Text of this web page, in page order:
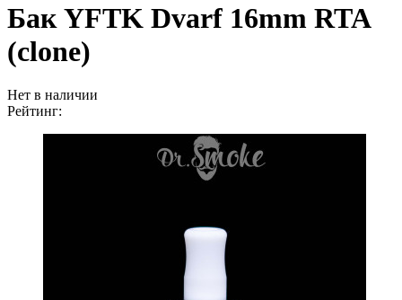
Бак YFTK Dvarf 16mm RTA
(clone)
Нет в наличии
Рейтинг: